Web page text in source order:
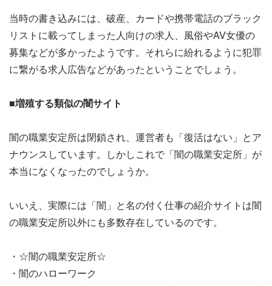
当時の書き込みには、破産、カードや携帯電話のブラック
リストに載ってしまった人向けの求人、風俗やAV女優の
募集などが多かったようです。それらに紛れるように犯罪
に繋がる求人広告などがあったということでしょう。
■増殖する類似の闇サイト
闇の職業安定所は閉鎖され、運営者も「復活はない」とア
ナウンスしています。しかしこれで「闇の職業安定所」が
本当になくなったのでしょうか。
いいえ、実際には「闇」と名の付く仕事の紹介サイトは闇
の職業安定所以外にも多数存在しているのです。
・☆闇の職業安定所☆
・闇のハローワーク